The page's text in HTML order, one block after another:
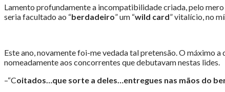
Lamento profundamente a incompatibilidade criada, pelo
seria facultado ao “berdadeiro” um “wild card” vitalício, no
Este ano, novamente foi-me vedada tal pretensão. O máximo
nomeadamente aos concorrentes que debutavam nestas lides.
–“Coitados…que sorte a deles…entregues nas mãos do